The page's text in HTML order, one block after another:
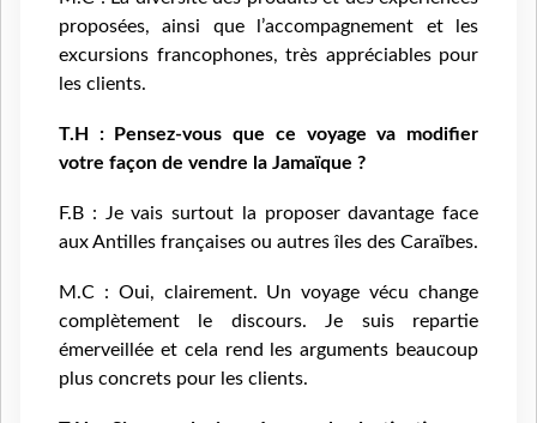
proposées, ainsi que l’accompagnement et les
excursions francophones, très appréciables pour
les clients.
T.H : Pensez-vous que ce voyage va modifier
votre façon de vendre la Jamaïque ?
F.B : Je vais surtout la proposer davantage face
aux Antilles françaises ou autres îles des Caraïbes.
M.C : Oui, clairement. Un voyage vécu change
complètement le discours. Je suis repartie
émerveillée et cela rend les arguments beaucoup
plus concrets pour les clients.